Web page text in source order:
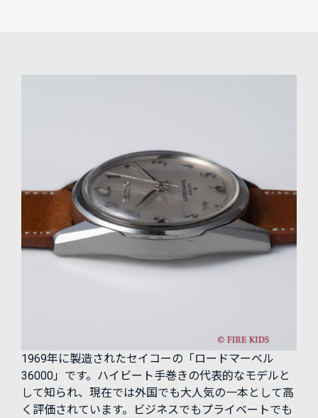
1969年に製造されたセイコーの「ロードマーベル
36000」です。ハイビート手巻きの代表的なモデルと
して知られ、現在では外国でも大人気の一本として高
く評価されています。ビジネスでもプライベートでも